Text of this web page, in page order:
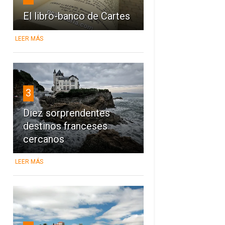
El libro-banco de Cartes
LEER MÁS
3
Diez sorprendentes
destinos franceses
cercanos
LEER MÁS